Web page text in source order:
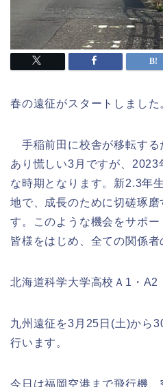
春の遠征がスタートしました
手稲前田に校舎が移転する
あり慌しい3月ですが、2023
な時期となります。新2.3年
地で、成長のために切磋琢磨
す。このような機会をサポ
皆様をはじめ、全ての関係者
北海道科学大学高校Ａ1・A2
九州遠征を3月25日(土)から
行います。
今日は福岡空港まで飛行機